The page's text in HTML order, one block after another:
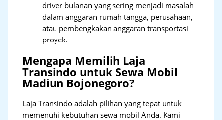
driver bulanan yang sering menjadi masalah
dalam anggaran rumah tangga, perusahaan,
atau pembengkakan anggaran transportasi
proyek.
Mengapa Memilih Laja
Transindo untuk Sewa Mobil
Madiun Bojonegoro?
Laja Transindo adalah pilihan yang tepat untuk
memenuhi kebutuhan sewa mobil Anda. Kami